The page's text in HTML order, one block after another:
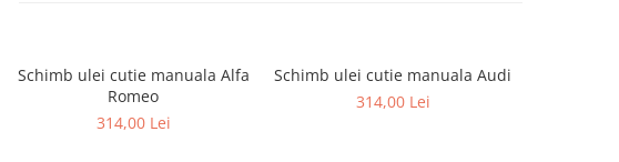
Schimb ulei cutie manuala Alfa
Romeo
314,00 Lei
Schimb ulei cutie manuala Audi
314,00 Lei